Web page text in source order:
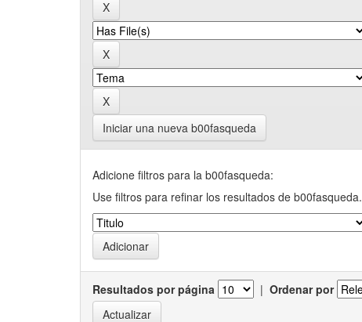
Iniciar una nueva b00fasqueda
Adicione filtros para la b00fasqueda:
Use filtros para refinar los resultados de b00fasqueda.
Resultados por página | Ordenar por